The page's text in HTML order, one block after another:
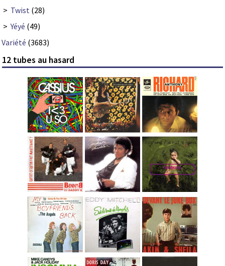
> Twist (28)
>Yéyé (49)
Variété (3683)
12 tubes au hasard